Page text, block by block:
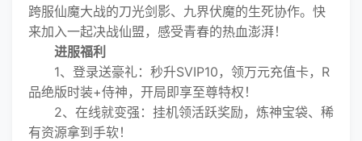
跨服仙魔大战的刀光剑影、九界伏魔的生死协作。快
来加入一起决战仙盟，感受青春的热血澎湃！
进服福利
1、登录送豪礼：秒升SVIP10，领万元充值卡，R
品绝版时装+侍神，开局即享至尊特权！
2、在线就变强：挂机领活跃奖励，炼神宝袋、稀
有资源拿到手软！